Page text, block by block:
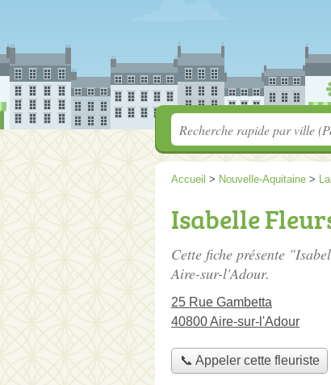
Accueil > Nouvelle-Aquitaine >
Isabelle
Cette fiche présente
Aire-sur-l'Adour.
25 Rue Gambetta
40800 Aire-sur-l'Adour
📞 Appeler cette fleuriste